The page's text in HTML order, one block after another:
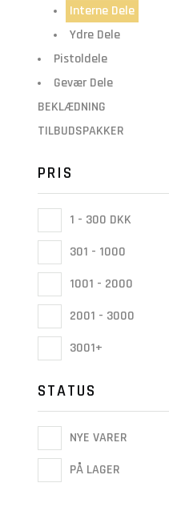
Interne Dele
Ydre Dele
Pistoldele
Gevær Dele
BEKLÆDNING
TILBUDSPAKKER
PRIS
1 - 300 DKK
301 - 1000
1001 - 2000
2001 - 3000
3001+
STATUS
NYE VARER
PÅ LAGER